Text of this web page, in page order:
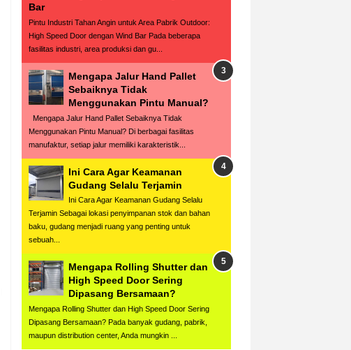
Bar
Pintu Industri Tahan Angin untuk Area Pabrik Outdoor:
High Speed Door dengan Wind Bar Pada beberapa
fasilitas industri, area produksi dan gu...
Mengapa Jalur Hand Pallet
Sebaiknya Tidak
Menggunakan Pintu Manual?
Mengapa Jalur Hand Pallet Sebaiknya Tidak
Menggunakan Pintu Manual? Di berbagai fasilitas
manufaktur, setiap jalur memiliki karakteristik...
Ini Cara Agar Keamanan
Gudang Selalu Terjamin
Ini Cara Agar Keamanan Gudang Selalu
Terjamin Sebagai lokasi penyimpanan stok dan bahan
baku, gudang menjadi ruang yang penting untuk
sebuah...
Mengapa Rolling Shutter dan
High Speed Door Sering
Dipasang Bersamaan?
Mengapa Rolling Shutter dan High Speed Door Sering
Dipasang Bersamaan? Pada banyak gudang, pabrik,
maupun distribution center, Anda mungkin ...